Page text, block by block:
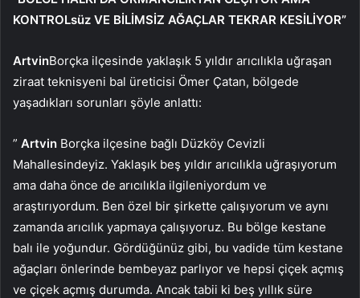
KONTROLsüz VE BİLİMSİZ AĞAÇLAR TEKRAR KESİLİYOR”
ArtvinBorçka ilçesinde yaklaşık 5 yıldır arıcılıkla uğraşan
ziraat teknisyeni bal üreticisi Ömer Çatan, bölgede
yaşadıkları sorunları şöyle anlattı:
” Artvin Borçka ilçesine bağlı Düzköy Cevizli
Mahallesindeyiz. Yaklaşık beş yıldır arıcılıkla uğraşıyorum
ama daha önce de arıcılıkla ilgileniyordum ve
araştırıyordum. Ben özel bir şirkette çalışıyorum ve aynı
zamanda arıcılık yapmaya çalışıyoruz. Bu bölge kestane
balı ile yoğundur. Gördüğünüz gibi, bu vadide tüm kestane
ağaçları önlerinde bembeyaz parlıyor ve hepsi çiçek açmış
ve çiçek açmış durumda. Ancak tabii ki beş yıllık süre